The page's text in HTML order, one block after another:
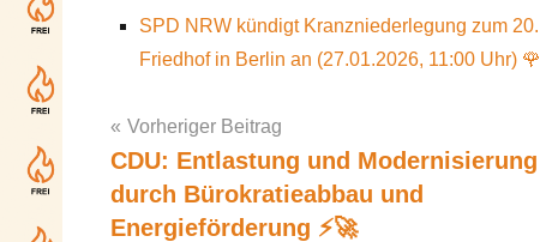
SPD NRW kündigt Kranzniederlegung zum
Friedhof in Berlin an (27.01.2026, 11:00 Uhr)
Post
navigation
Vorheriger Beitrag
CDU: Entlastung und Modernisierung
durch Bürokratieabbau und
Energieförderung ⚡🚀